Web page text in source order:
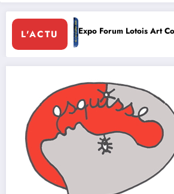
L'ACTU
Forum Lotois Art Contemporain 2026